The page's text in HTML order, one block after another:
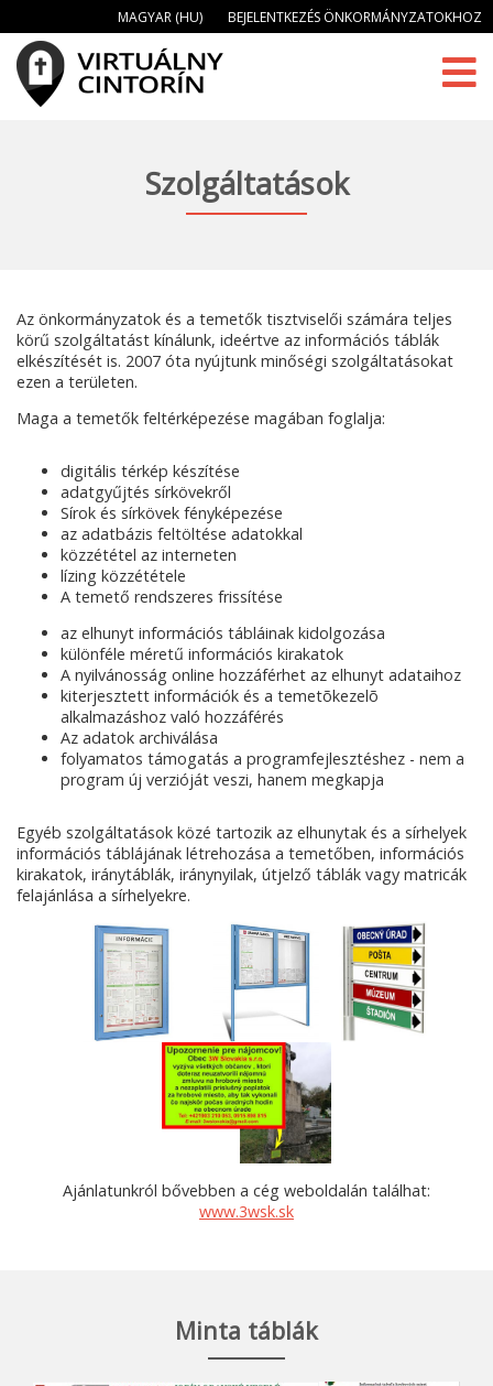
MAGYAR (HU) BEJELENTKEZÉS ÖNKORMÁNYZATOKHOZ
Szolgáltatások
Az önkormányzatok és a temetők tisztviselői számára teljes
körű szolgáltatást kínálunk, ideértve az információs táblák
elkészítését is. 2007 óta nyújtunk minőségi szolgáltatásokat
ezen a területen.
Maga a temetők feltérképezése magában foglalja:
digitális térkép készítése
adatgyűjtés sírkövekről
Sírok és sírkövek fényképezése
az adatbázis feltöltése adatokkal
közzététel az interneten
lízing közzététele
A temető rendszeres frissítése
az elhunyt információs tábláinak kidolgozása
különféle méretű információs kirakatok
A nyilvánosság online hozzáférhet az elhunyt adataihoz
kiterjesztett információk és a temetõkezelõ
alkalmazáshoz való hozzáférés
Az adatok archiválása
folyamatos támogatás a programfejlesztéshez - nem a
program új verzióját veszi, hanem megkapja
Egyéb szolgáltatások közé tartozik az elhunytak és a sírhelyek
információs táblájának létrehozása a temetőben, információs
kirakatok, iránytáblák, iránynyilak, útjelző táblák vagy matricák
felajánlása a sírhelyekre.
Ajánlatunkról bővebben a cég weboldalán találhat:
www.3wsk.sk
Minta táblák